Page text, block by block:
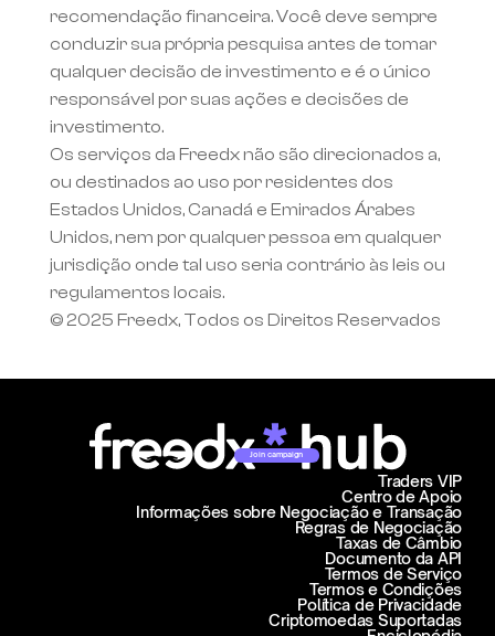
recomendação financeira. Você deve sempre
conduzir sua própria pesquisa antes de tomar
qualquer decisão de investimento e é o único
responsável por suas ações e decisões de
investimento.
Os serviços da Freedx não são direcionados a,
ou destinados ao uso por residentes dos
Estados Unidos, Canadá e Emirados Árabes
Unidos, nem por qualquer pessoa em qualquer
jurisdição onde tal uso seria contrário às leis ou
regulamentos locais.
© 2025 Freedx, Todos os Direitos Reservados
Join campaign
Centro de Apoio
Informações sobre Negociação e Transação
Traders VIP
Regras de Negociação
Taxas de Câmbio
Documento da API
Termos de Serviço
Termos e Condições
Política de Privacidade
Criptomoedas Suportadas